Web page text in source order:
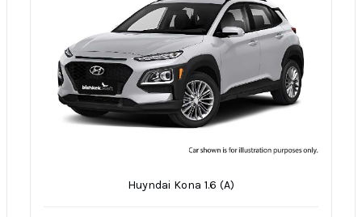
Huyndai Kona 1.6 (A)